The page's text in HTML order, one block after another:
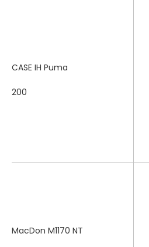
CASE IH Puma
200
MacDon M1170 NT